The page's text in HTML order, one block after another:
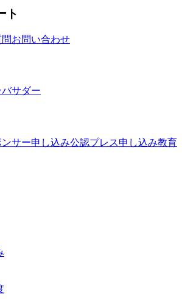
ト
お問い合わせ
サダー
ンサー申し込み公認プレス申し込み教育